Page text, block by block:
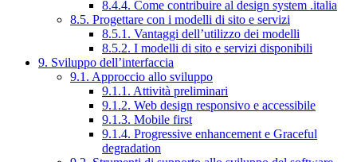
8.4.4. Come contribuire al design system .italia
8.5. Progettare con i modelli di sito e servizi
8.5.1. Vantaggi dell’utilizzo dei modelli
8.5.2. I modelli di sito e servizi disponibili
9. Sviluppo dell’interfaccia
9.1. Approccio allo sviluppo
9.1.1. Attività preliminari
9.1.2. Web design responsivo e accessibile
9.1.3. Mobile first
9.1.4. Progressive enhancement e Graceful
degradation